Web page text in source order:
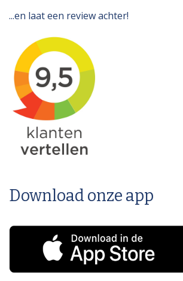
...en laat een review achter!
Download onze app